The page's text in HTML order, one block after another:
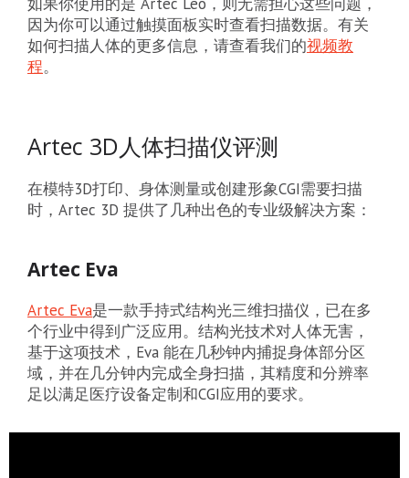
因为你可以通过触摸面板实时查看扫描数据。有关
如何扫描人体的更多信息，请查看我们的视频教
程。
Artec 3D人体扫描仪评测
在模特3D打印、身体测量或创建形象CGI需要扫描
时，Artec 3D 提供了几种出色的专业级解决方案：
Artec Eva
Artec Eva是一款手持式结构光三维扫描仪，已在多
个行业中得到广泛应用。结构光技术对人体无害，
基于这项技术，Eva 能在几秒钟内捕捉身体部分区
域，并在几分钟内完成全身扫描，其精度和分辨率
足以满足医疗设备定制和CGI应用的要求。